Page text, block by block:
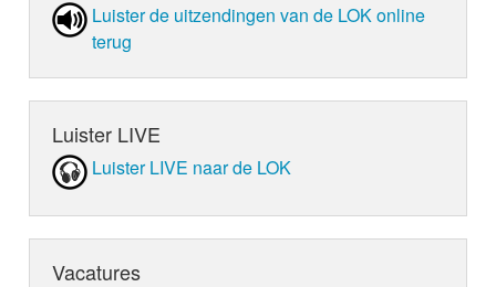
Luister de uit­zen­din­gen van de LOK online
terug
Luister LIVE
Luister LIVE naar de LOK
Vacatures